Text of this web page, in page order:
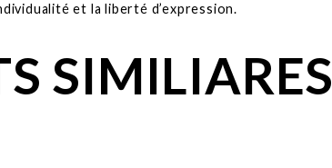
et la liberté d’expression.
SIMILIARES